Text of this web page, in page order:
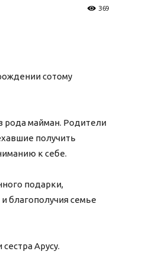
369
сотому
рода майман. Родители
получить
к себе.
подарки,
благополучия семье
Арусу.